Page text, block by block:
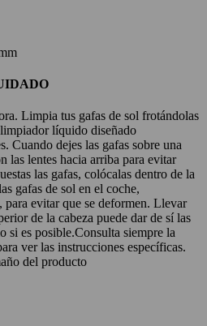
Limpia tus gafas de sol frotándolas
líquido diseñado
Cuando dejes las gafas sobre una
las lentes hacia arriba para evitar
las gafas, colócalas dentro de la
gafas de sol en el coche,
para evitar que se deformen. Llevar
de la cabeza puede dar de sí las
si es posible.Consulta siempre la
ver las instrucciones específicas.